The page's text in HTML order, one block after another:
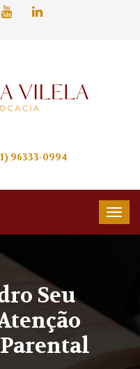
96333-0994
Seu